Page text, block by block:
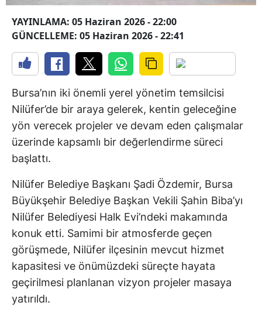
YAYINLAMA: 05 Haziran 2026 - 22:00
GÜNCELLEME: 05 Haziran 2026 - 22:41
Bursa’nın iki önemli yerel yönetim temsilcisi
Nilüfer’de bir araya gelerek, kentin geleceğine
yön verecek projeler ve devam eden çalışmalar
üzerinde kapsamlı bir değerlendirme süreci
başlattı.
Nilüfer Belediye Başkanı Şadi Özdemir, Bursa
Büyükşehir Belediye Başkan Vekili Şahin Biba’yı
Nilüfer Belediyesi Halk Evi’ndeki makamında
konuk etti. Samimi bir atmosferde geçen
görüşmede, Nilüfer ilçesinin mevcut hizmet
kapasitesi ve önümüzdeki süreçte hayata
geçirilmesi planlanan vizyon projeler masaya
yatırıldı.